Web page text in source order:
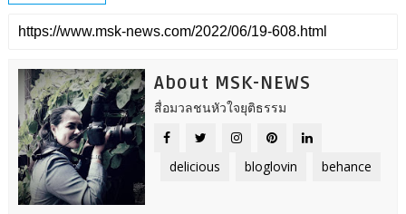
About MSK-NEWS
สื่อมวลชนหัวใจยุติธรรม
delicious bloglovin behance